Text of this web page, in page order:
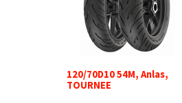
120/70D10 54M, Anlas,
TOURNEE